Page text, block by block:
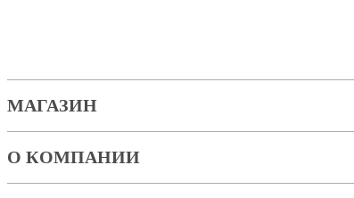
МАГАЗИН
О КОМПАНИИ